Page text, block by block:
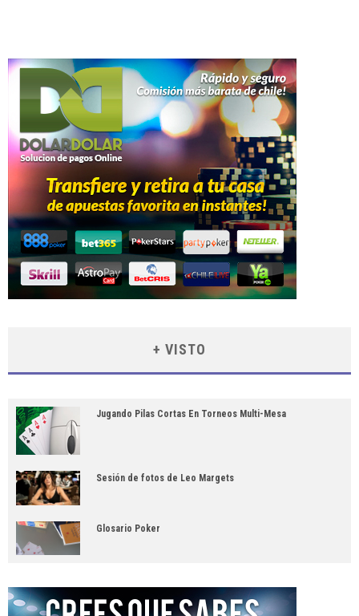
+ VISTO
Jugando Pilas Cortas En Torneos Multi-Mesa
Sesión de fotos de Leo Margets
Glosario Poker